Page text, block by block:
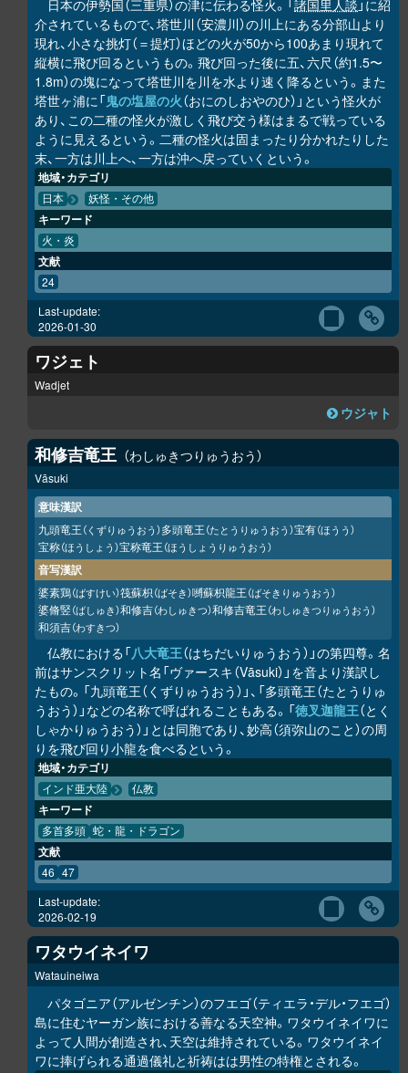
日本の伊勢国（三重県）の津に伝わる怪火。「 諸国里人談 」に紹
介されているもので、塔世川（安濃川）の川上にある分部山より
現れ、小さな挑灯（＝提灯）ほどの火が50から100あまり現れて
縦横に飛び回るというもの。飛び回った後に五、六尺（約1.5〜
1.8m）の塊になって塔世川を川を水より速く降るという。また
塔世ヶ浦に「鬼の塩屋の火（おにのしおやのひ）」という怪火が
あり、この二種の怪火が激しく飛び交う様はまるで戦っている
ように見えるという。二種の怪火は固まったり分かれたりした
末、一方は川上へ、一方は沖へ戻っていくという。
地域・カテゴリ
日本 妖怪・その他
キーワード
火・炎
文献
24
Last-update:
2026-01-30
ワジェト
Wadjet
ウジャト
和修吉竜王 わしゅきつりゅうおう
Vāsuki
意味漢訳
九頭竜王（くずりゅうおう）多頭竜王（たとうりゅうおう）宝有（ほうう）
宝称（ほうしょう）宝称竜王（ほうしょうりゅうおう）
音写漢訳
婆素鶏（ばすけい）筏蘇枳（ばそき）嚩蘇枳龍王（ばそきりゅうおう）
婆脩竪（ばしゅき）和修吉（わしゅきつ）和修吉竜王（わしゅきつりゅうおう）
和須吉（わすきつ）
仏教における「八大竜王（はちだいりゅうおう）」の第四尊。名
前はサンスクリット名「ヴァースキ（Vāsuki）」を音より漢訳し
たもの。「九頭竜王（くずりゅうおう）」、「多頭竜王（たとうりゅ
うおう）」などの名称で呼ばれることもある。「徳叉迦龍王（とく
しゃかりゅうおう）」とは同胞であり、妙高（須弥山のこと）の周
りを飛び回り小龍を食べるという。
地域・カテゴリ
インド亜大陸 仏教
キーワード
多首多頭 蛇・龍・ドラゴン
文献
46 47
Last-update:
2026-02-19
ワタウイネイワ
Watauineiwa
パタゴニア（アルゼンチン）のフエゴ（ティエラ・デル・フエゴ）
島に住むヤーガン族における善なる天空神。ワタウイネイワに
よって人間が創造され、天空は維持されている。ワタウイネイ
ワに捧げられる通過儀礼と祈祷はは男性の特権とされる。